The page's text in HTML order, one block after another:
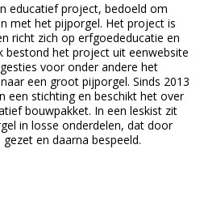
educatief project, bedoeld om
met het pijporgel. Het project is
richt zich op erfgoededucatie en
bestond het project uit eenwebsite
voor onder andere het
een groot pijporgel. Sinds 2013
een stichting en beschikt het over
bouwpakket. In een leskist zit
in losse onderdelen, dat door
en daarna bespeeld.